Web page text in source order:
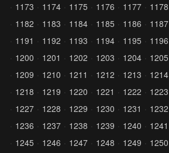
1173
1174 1175 1176 1177 1178
1182
1183 1184 1185 1186 1187
1191
1192 1193 1194 1195 1196
1200
1201 1202 1203 1204 1205
1209
1210 1211 1212 1213 1214
1218
1219 1220 1221 1222 1223
1227
1228 1229 1230 1231 1232
1236
1237 1238 1239 1240 1241
1245
1246 1247 1248 1249 1250